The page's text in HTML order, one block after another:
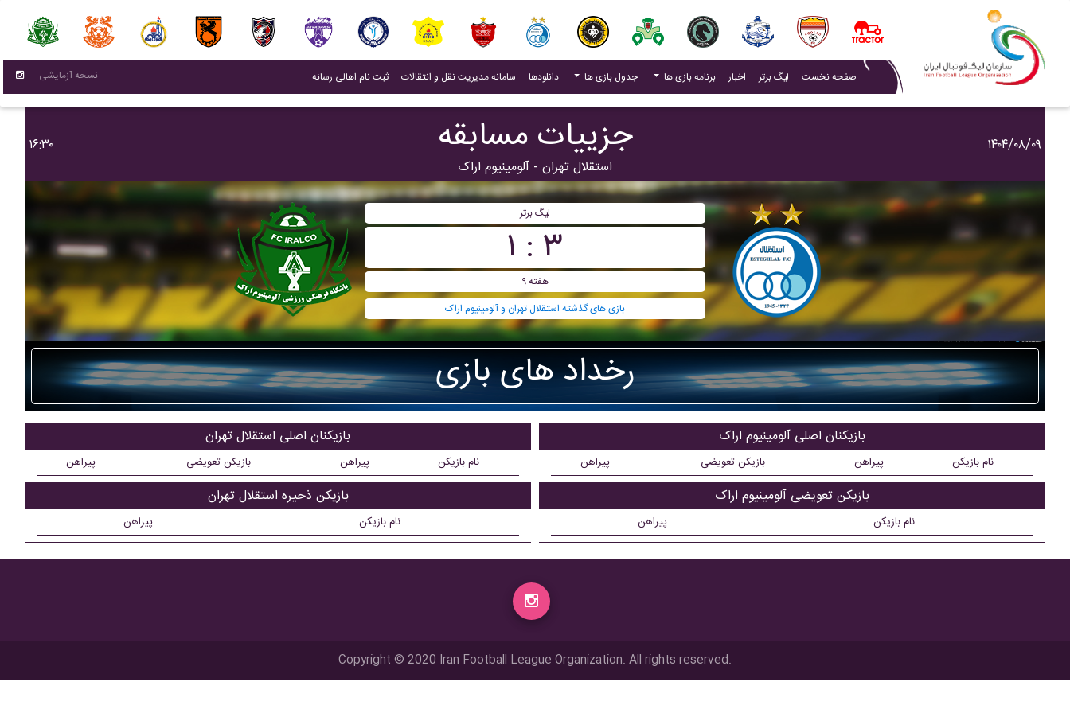
صفحه نخست لیگ برتر اخبار(current) برنامه بازی ها جدول بازی ها دانلودها سامانه مدیریت نقل و انتقالات
(current) ثبت نام اهالی رسانه
(current) نسحه آزمایشی
۱۴۰۴/۰۸/۰۹ جزییات مسابقه
استقلال تهران - آلومينيوم اراک
۱۶:۳۰
لیگ برتر
۳ : ۱
هفته ۹
بازی های گذشته استقلال تهران و آلومينيوم اراک
رخداد های بازی
بازیکنان اصلی آلومينيوم اراک
نام بازیکن پیراهن بازیکن تعویضی پیراهن
بازیکن تعویضی آلومينيوم اراک
نام بازیکن پیراهن
بازیکنان اصلی استقلال تهران
نام بازیکن پیراهن بازیکن تعویضی پیراهن
بازیکن ذحیره استقلال تهران
نام بازیکن پیراهن
Copyright © 2020 Iran Football League Organization. All rights reserved.